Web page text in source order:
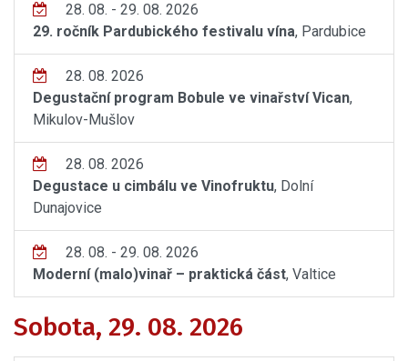
28. 08. - 29. 08. 2026
29. ročník Pardubického festivalu vína, Pardubice
28. 08. 2026
Degustační program Bobule ve vinařství Vican,
Mikulov-Mušlov
28. 08. 2026
Degustace u cimbálu ve Vinofruktu, Dolní
Dunajovice
28. 08. - 29. 08. 2026
Moderní (malo)vinař – praktická část, Valtice
Sobota, 29. 08. 2026